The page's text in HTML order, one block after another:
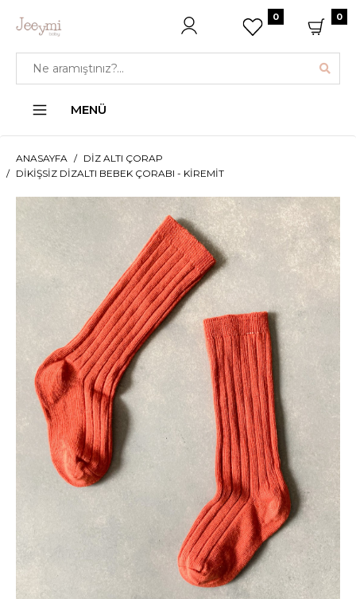
0 0
MENÜ
ANASAYFA
DIZ ALTI ÇORAP
DIKIŞSIZ DIZALTI BEBEK ÇORABI - KIREMIT